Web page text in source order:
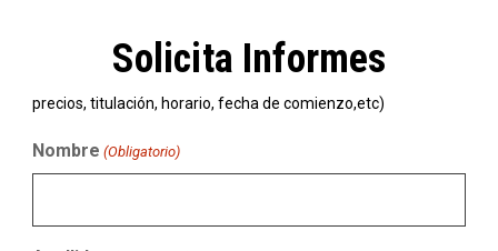
Solicita Informes
precios, titulación, horario, fecha de comienzo,etc)
Nombre (Obligatorio)